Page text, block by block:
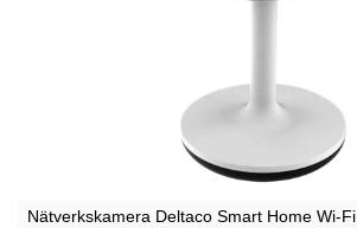
Nätverkskamera Deltaco Smart Home Wi-Fi